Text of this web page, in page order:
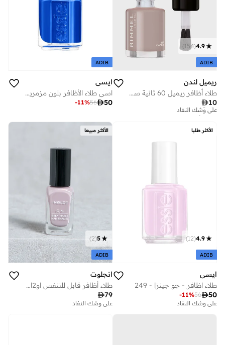
4.9
(
154
)
ADIB
ريميل لندن
طلاء أظافر ريميل 60 ثانية سوبر شاين – 561 يولو – 8 مل
10
تم بيع أكثر من 10 مؤخرا
على وشك النفاد
تم بيع أكثر من 10 مؤخرا
ADIB
ايسي
اسي طلاء الأظافر بلون مزمريسد 13.5 مل
50
56
-11%
الأكثر طلبا
4.9
(
12
)
ADIB
ايسي
طلاء اظافر - جو جينزا - 249
50
56
-11%
على وشك النفاد
الأكثر مبيعا
5
(
2
)
ADIB
انجلوت
طلاء أظافر قابل للتنفس او2ام - 678
79
على وشك النفاد